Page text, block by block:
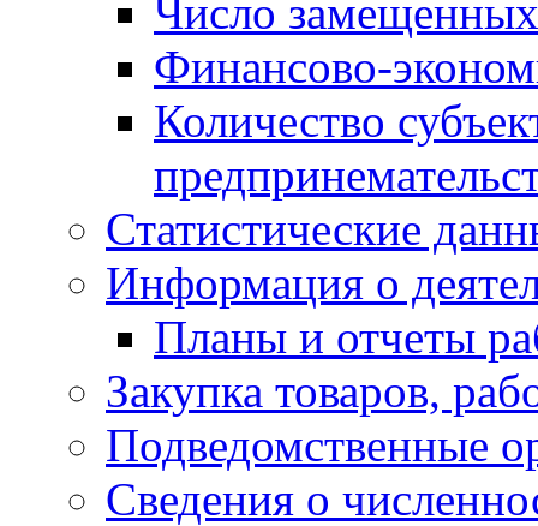
Число
Финансово-
Количество
Статистические
Информация о
Планы и отчеты
Закупка товаров,
Подведомственные
Сведения о